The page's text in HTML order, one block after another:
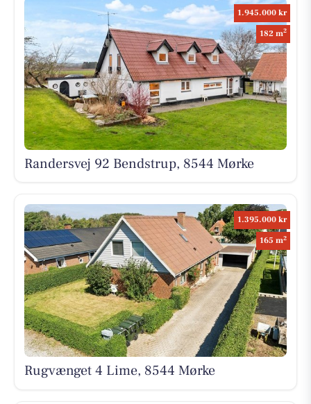
1.945.000 kr
182 m2
Randersvej 92 Bendstrup, 8544 Mørke
1.395.000 kr
165 m2
Rugvænget 4 Lime, 8544 Mørke